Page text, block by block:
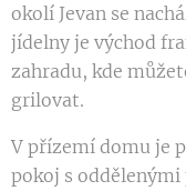
okolí Jevan se
jídelny je východ
zahradu, kde
grilovat.
V přízemí domu je
pokoj s